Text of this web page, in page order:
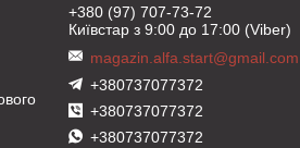
+380 (97) 707-73-72
Київстар з 9:00 до 17:00 (Viber)
magazin.alfa.start@gmail.com
+380737077372
+380737077372
+380737077372